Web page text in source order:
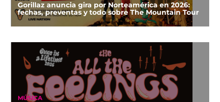
Gorillaz anuncia gira por Norteamérica en 2026:
fechas, preventas y todo sobre The Mountain Tour
MÚSICA